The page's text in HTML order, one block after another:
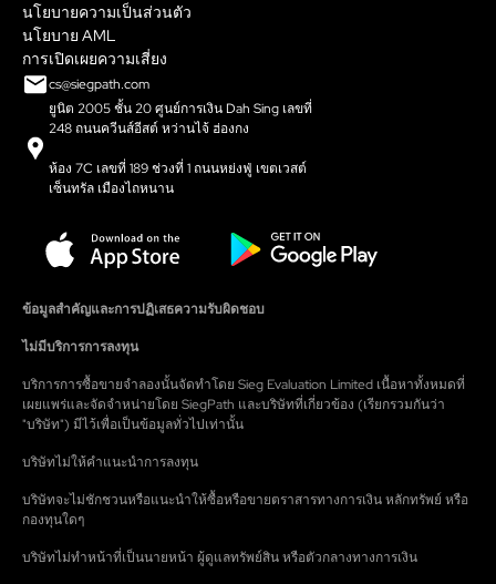
นโยบายความเป็นส่วนตัว
นโยบาย AML
การเปิดเผยความเสี่ยง
cs@siegpath.com
ยูนิต 2005 ชั้น 20 ศูนย์การเงิน Dah Sing เลขที่
248 ถนนควีนส์อีสต์ หว่านไจ้ ฮ่องกง
ห้อง 7C เลขที่ 189 ช่วงที่ 1 ถนนหย่งฟู่ เขตเวสต์
เซ็นทรัล เมืองไถหนาน
ข้อมูลสำคัญและการปฏิเสธความรับผิดชอบ
ไม่มีบริการการลงทุน
บริการการซื้อขายจำลองนั้นจัดทำโดย Sieg Evaluation Limited เนื้อหาทั้งหมดที่
เผยแพร่และจัดจำหน่ายโดย SiegPath และบริษัทที่เกี่ยวข้อง (เรียกรวมกันว่า
"บริษัท") มีไว้เพื่อเป็นข้อมูลทั่วไปเท่านั้น
บริษัทไม่ให้คำแนะนำการลงทุน
บริษัทจะไม่ชักชวนหรือแนะนำให้ซื้อหรือขายตราสารทางการเงิน หลักทรัพย์ หรือ
กองทุนใดๆ
บริษัทไม่ทำหน้าที่เป็นนายหน้า ผู้ดูแลทรัพย์สิน หรือตัวกลางทางการเงิน